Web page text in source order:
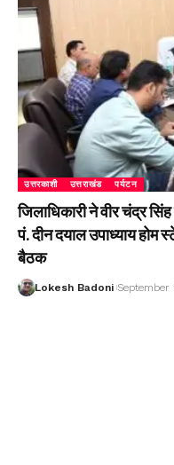
उत्तरकाशी उत्तराखंड पर्यटन
जिलाधिकारी ने वीर चंद्र
पं. दीन दयाल उपाध्याय होम
बैठक
Lokesh Badoni September